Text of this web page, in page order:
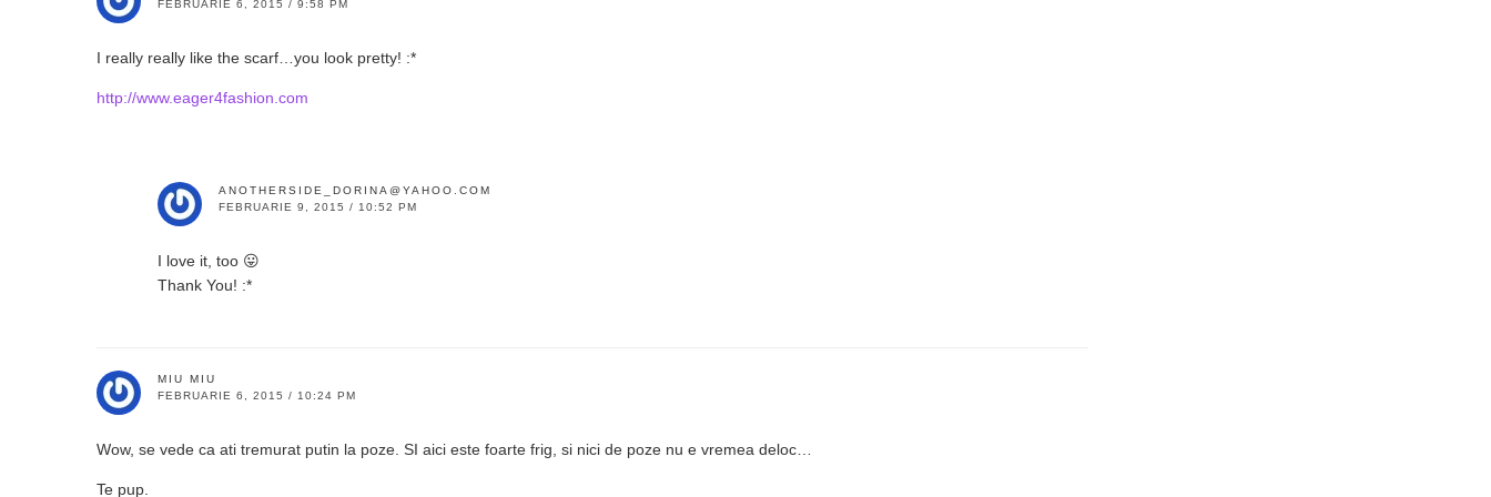
FEBRUARIE 6, 2015 / 9:58 PM
I really really like the scarf…you look pretty! :*
http://www.eager4fashion.com
ANOTHERSIDE_DORINA@YAHOO.COM
FEBRUARIE 9, 2015 / 10:52 PM
I love it, too 😛
Thank You! :*
MIU MIU
FEBRUARIE 6, 2015 / 10:24 PM
Wow, se vede ca ati tremurat putin la poze. SI aici este foarte frig, si nici de poze nu e vremea deloc…
Te pup.